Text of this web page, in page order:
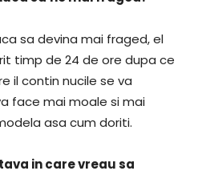
sa devina mai fraged, el
timp de 24 de ore dupa ce
il contin nucile se va
face mai moale si mai
asa cum doriti.
in care vreau sa